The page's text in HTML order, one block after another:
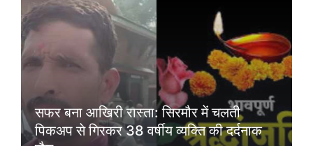
सफर बना आखिरी रास्ता: सिरमौर में चलती
पिकअप से गिरकर 38 वर्षीय व्यक्ति की दर्दनाक